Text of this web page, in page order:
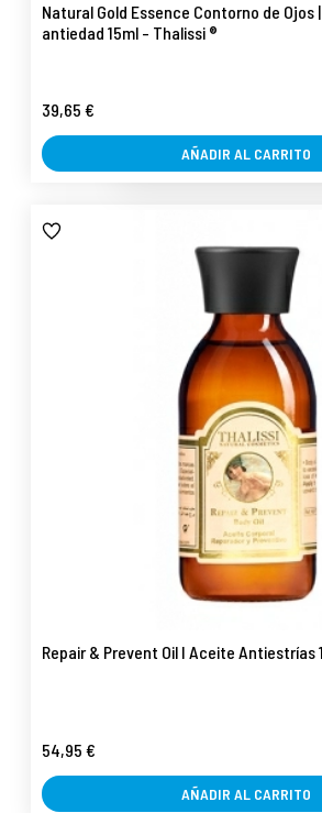
Natural Gold Essence Contorno de Ojos
antiedad 15ml - Thalissi ®
39,65 €
AÑADIR AL CARRITO
Repair & Prevent Oil I Aceite Antiestrías
54,95 €
AÑADIR AL CARRITO